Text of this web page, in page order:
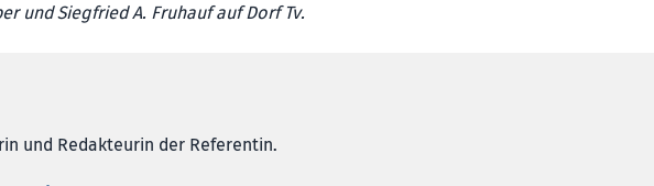
und Siegfried A. Fruhauf auf Dorf Tv.
und Redakteurin der Referentin.